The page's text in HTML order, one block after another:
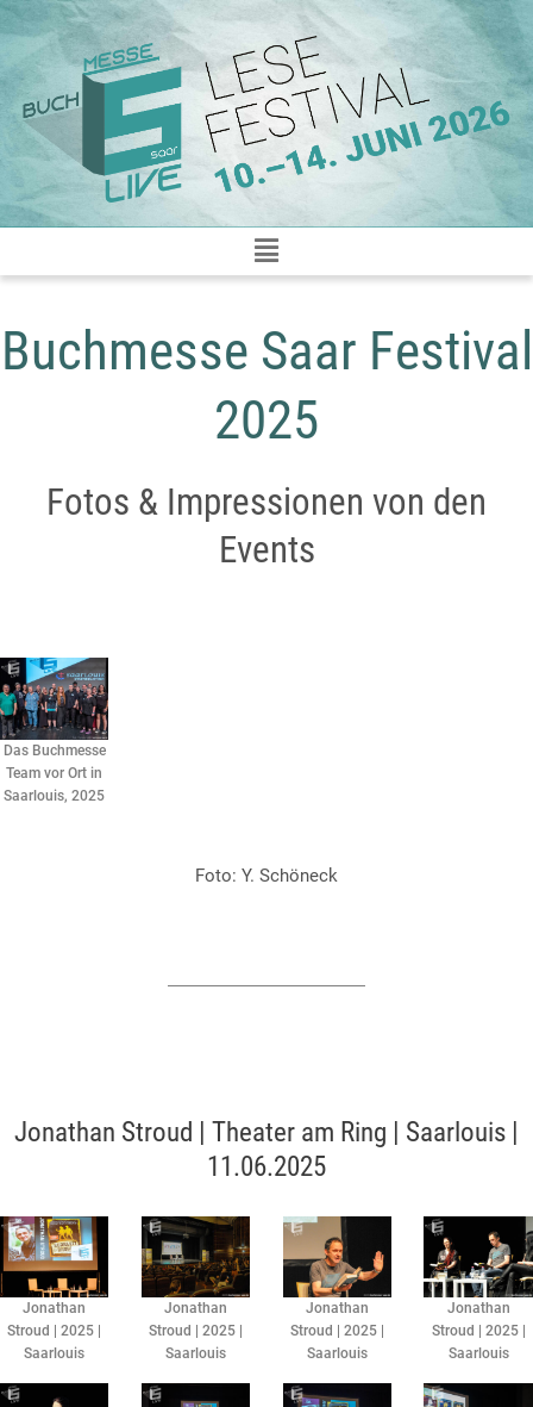
Zum
Inhalt
springen
Buchmesse Saar Festival
2025
Fotos & Impressionen von den
Events
Das Buchmesse
Team vor Ort in
Saarlouis, 2025
Foto: Y. Schöneck
Jonathan Stroud | Theater am Ring | Saarlouis |
11.06.2025
Jonathan
Stroud | 2025 |
Saarlouis
Jonathan
Stroud | 2025 |
Saarlouis
Jonathan
Stroud | 2025 |
Saarlouis
Jonathan
Stroud | 2025 |
Saarlouis